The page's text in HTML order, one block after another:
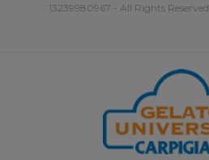
13239980967 - All Rights